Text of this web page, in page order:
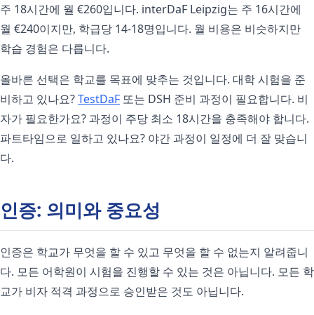
주 18시간에 월 €260입니다. interDaF Leipzig는 주 16시간에
월 €240이지만, 학급당 14-18명입니다. 월 비용은 비슷하지만
학습 경험은 다릅니다.
올바른 선택은 학교를 목표에 맞추는 것입니다. 대학 시험을 준
비하고 있나요?TestDaF 또는 DSH 준비 과정이 필요합니다. 비
자가 필요한가요? 과정이 주당 최소 18시간을 충족해야 합니다.
파트타임으로 일하고 있나요? 야간 과정이 일정에 더 잘 맞습니
다.
인증: 의미와 중요성
인증은 학교가 무엇을 할 수 있고 무엇을 할 수 없는지 알려줍니
다. 모든 어학원이 시험을 진행할 수 있는 것은 아닙니다. 모든 학
교가 비자 적격 과정으로 승인받은 것도 아닙니다.